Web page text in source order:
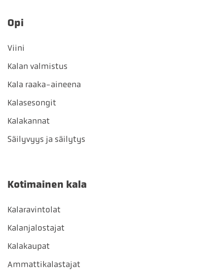
Opi
Viini
Kalan valmistus
Kala raaka-aineena
Kalasesongit
Kalakannat
Säilyvyys ja säilytys
Kotimainen kala
Kalaravintolat
Kalanjalostajat
Kalakaupat
Ammattikalastajat